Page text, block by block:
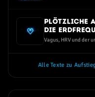
Plötzliche
die
trifft
Vagus, HRV und der
Alle Texte zu